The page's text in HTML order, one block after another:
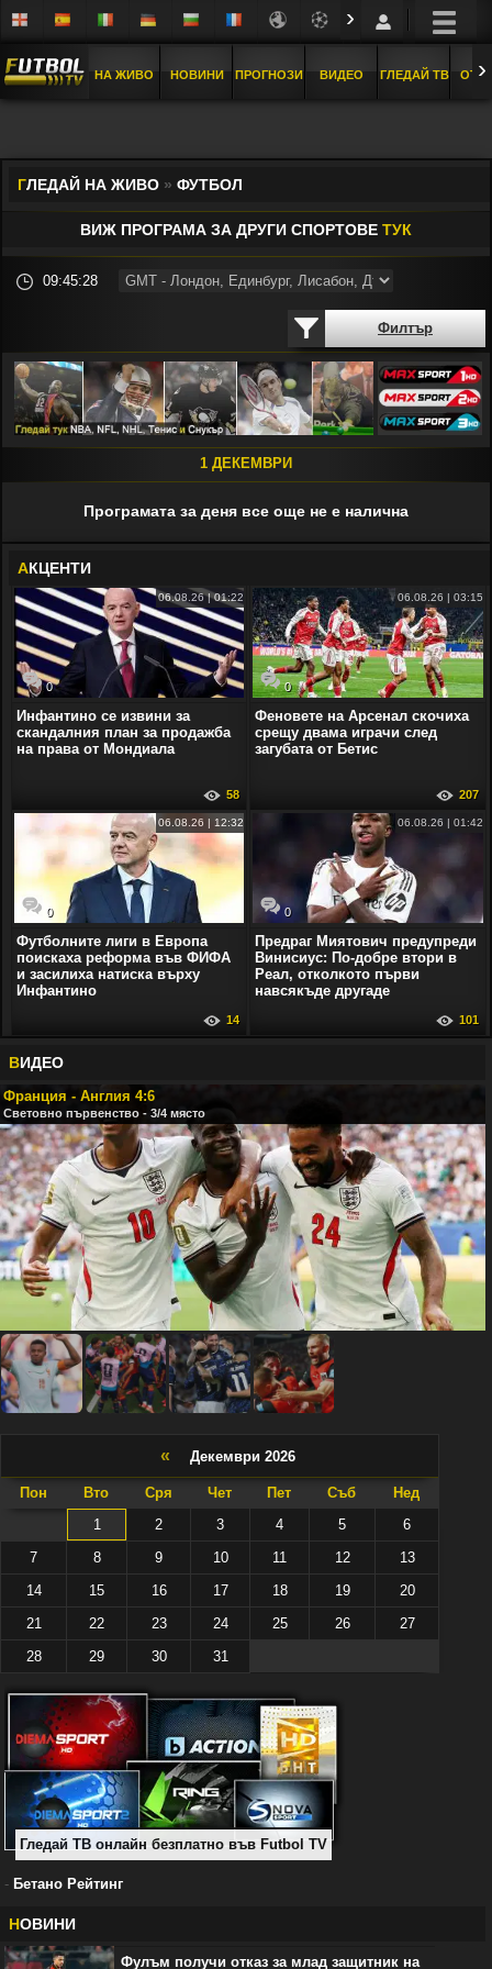
›
НА ЖИВО НОВИНИ ПРОГНОЗИ ВИДЕО ГЛЕДАЙ ТВ ›
ГЛЕДАЙ НА ЖИВО » ФУТБОЛ
ВИЖ ПРОГРАМА ЗА ДРУГИ СПОРТОВЕ ТУК
09:45:28
Филтър
1 ДЕКЕМВРИ
Програмата за деня все още не е налична
АКЦЕНТИ
0
06.08.26 | 01:22
Инфантино се извини за
скандалния план за продажба
на права от Мондиала
58
0
06.08.26 | 03:15
Феновете на Арсенал скочиха
срещу двама играчи след
загубата от Бетис
207
0
06.08.26 | 12:32
Футболните лиги в Европа
поискаха реформа във ФИФА
и засилиха натиска върху
Инфантино
14
0
06.08.26 | 01:42
Предраг Миятович предупреди
Винисиус: По-добре втори в
Реал, отколкото първи
навсякъде другаде
101
ВИДЕО
Франция - Англия 4:6
Световно първенство - 3/4 място
« Декември 2026
Пон Вто Сря Чет Пет Съб
Нед
1
2 3 4 5
6
7
8 9 10 11 12
13
14
15 16 17 18 19
20
21
22 23 24 25 26
27
28
29 30 31
Гледай ТВ онлайн безплатно във Futbol TV
- Бетано Рейтинг
НОВИНИ
Фулъм получи отказ за млад защитник на